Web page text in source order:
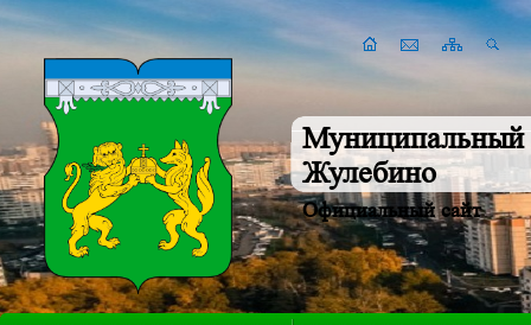
Муниципальный
Жулебино
Официальный сайт